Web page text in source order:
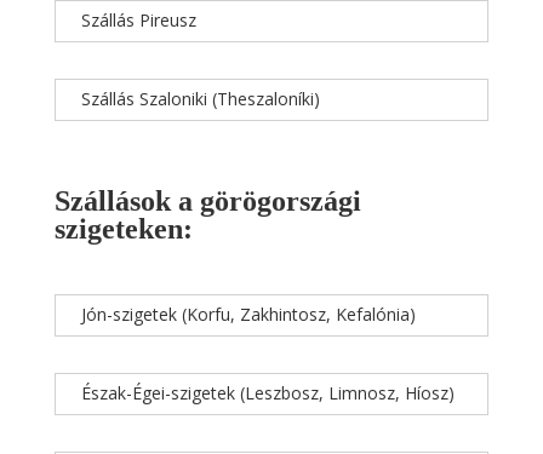
Szállás Pireusz
Szállás Szaloniki (Theszaloníki)
Szállások a görögországi
szigeteken:
Jón-szigetek (Korfu, Zakhintosz, Kefalónia)
Észak-Égei-szigetek (Leszbosz, Limnosz, Híosz)